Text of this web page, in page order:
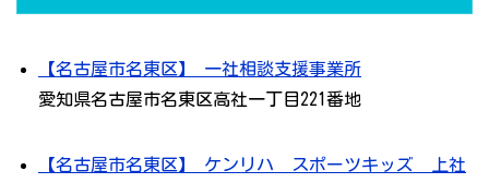
【名古屋市名東区】 一社相談支援事業所
愛知県名古屋市名東区高社一丁目221番地
【名古屋市名東区】 ケンリハ スポーツキッズ 上社